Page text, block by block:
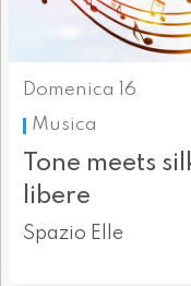
Domenica 16
Musica
Tone meets
libere
Spazio Elle